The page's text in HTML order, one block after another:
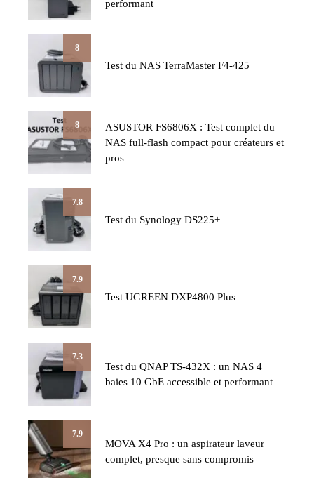
performant
8
Test du NAS TerraMaster F4-425
8
ASUSTOR FS6806X : Test complet du
NAS full-flash compact pour créateurs et
pros
7.8
Test du Synology DS225+
7.9
Test UGREEN DXP4800 Plus
7.3
Test du QNAP TS-432X : un NAS 4
baies 10 GbE accessible et performant
7.9
MOVA X4 Pro : un aspirateur laveur
complet, presque sans compromis